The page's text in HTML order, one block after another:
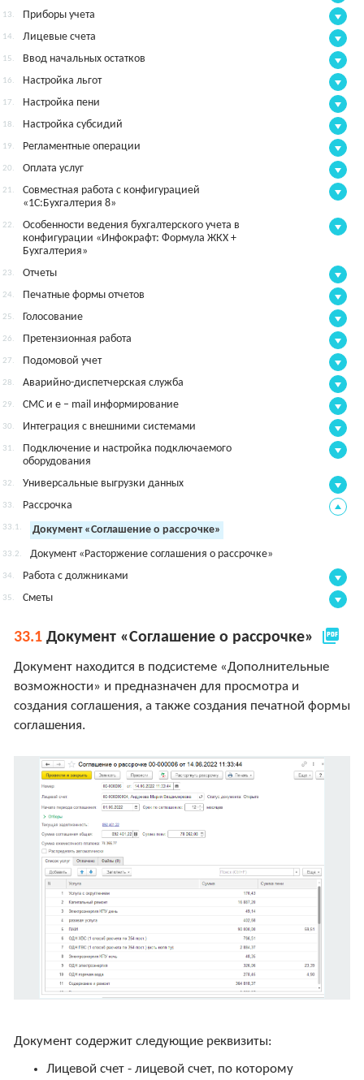
13. Приборы учета
14. Лицевые счета
15. Ввод начальных остатков
16. Настройка льгот
17. Настройка пени
18. Настройка субсидий
19. Регламентные операции
20. Оплата услуг
21.
Совместная работа с конфигурацией
«1С:Бухгалтерия 8»
22.
Особенности ведения бухгалтерского учета в
конфигурации «Инфокрафт: Формула ЖКХ +
Бухгалтерия»
23. Отчеты
24. Печатные формы отчетов
25. Голосование
26. Претензионная работа
27. Подомовой учет
28. Аварийно-диспетчерская служба
29. СМС и e – mail информирование
30. Интеграция с внешними системами
31.
Подключение и настройка подключаемого
оборудования
32. Универсальные выгрузки данных
33. Рассрочка
33.1. Документ «Соглашение о рассрочке»
33.2. Документ «Расторжение соглашения о рассрочке»
34. Работа с должниками
35. Сметы
33.1 Документ «Соглашение о рассрочке» picture_as_pdf
Документ находится в подсистеме «Дополнительные
возможности» и предназначен для просмотра и
создания соглашения, а также создания печатной формы
соглашения.
Документ содержит следующие реквизиты:
Лицевой счет - лицевой счет, по которому